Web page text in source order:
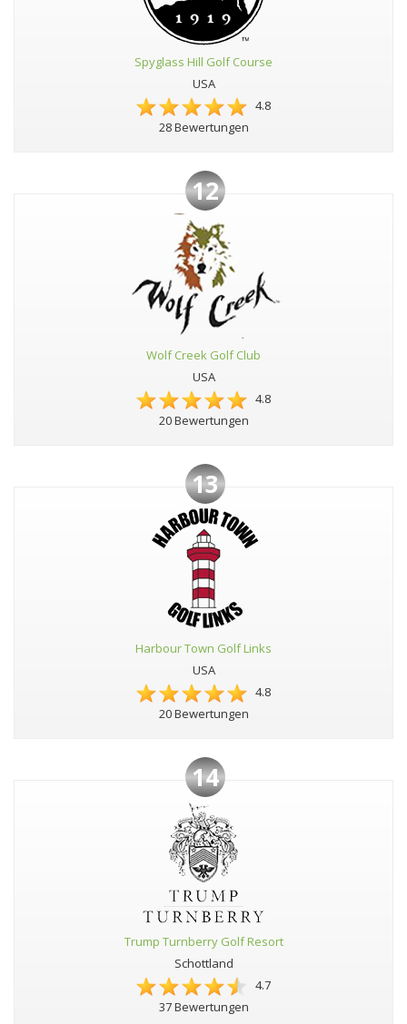
Spyglass Hill Golf Course
USA
4.8
28 Bewertungen
12
Wolf Creek Golf Club
USA
4.8
20 Bewertungen
13
Harbour Town Golf Links
USA
4.8
20 Bewertungen
14
Trump Turnberry Golf Resort
Schottland
4.7
37 Bewertungen